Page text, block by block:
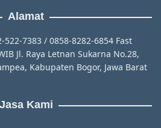
Alamat
7383 / 0858-8282-6854 Fast
Jl. Raya Letnan Sukarna No.28,
Kabupaten Bogor, Jawa Barat
Jasa Kami